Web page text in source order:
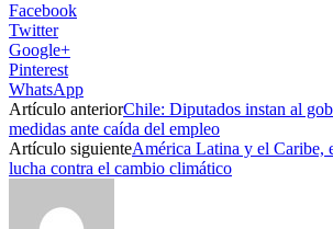
Facebook
Twitter
Google+
Pinterest
WhatsApp
Artículo anteriorChile: Diputados instan al
medidas ante caída del empleo
Artículo siguienteAmérica Latina y el Caribe,
lucha contra el cambio climático